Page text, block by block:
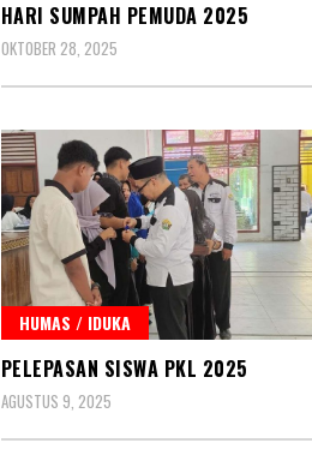
HARI SUMPAH PEMUDA 2025
OKTOBER 28, 2025
HUMAS / IDUKA
PELEPASAN SISWA PKL 2025
AGUSTUS 9, 2025